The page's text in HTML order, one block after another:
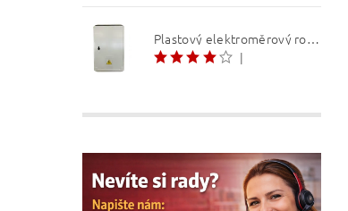
Plastový elektroměrový rozvaděč ER 212 NVP7P 40A QM (3f 1/2 S) 1bod. (O3/4)
|